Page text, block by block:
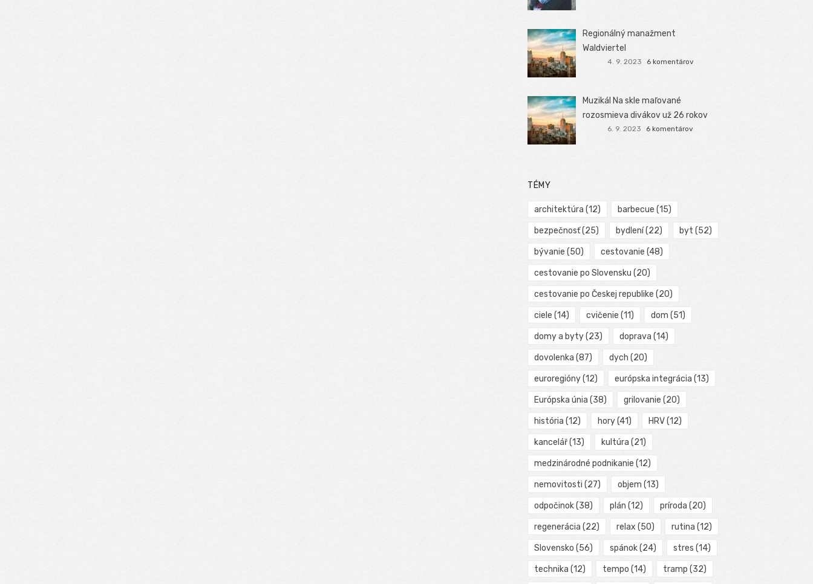
Regionálný manažment
Waldviertel
4. 9. 2023 6 komentárov
Muzikál Na skle maľované
rozosmieva divákov už 26 rokov
6. 9. 2023 6 komentárov
TÉMY
architektúra (12) barbecue (15)
bezpečnosť(25) bydlení(22) byt (52)
bývanie (50) cestovanie (48)
cestovanie po Slovensku (20)
cestovanie po Českej republike (20)
ciele (14) cvičenie (11) dom (51)
domy a byty(23) doprava (14)
dovolenka (87) dych (20)
euroregióny(12) európska integrácia (13)
Európska únia (38) grilovanie (20)
história (12) hory(41) HRV(12)
kancelář(13) kultúra (21)
medzinárodné podnikanie (12)
nemovitosti (27) objem (13)
odpočinok(38) plán (12) príroda (20)
regenerácia (22) relax (50) rutina (12)
Slovensko (56) spánok(24) stres (14)
technika (12) tempo (14) tramp (32)